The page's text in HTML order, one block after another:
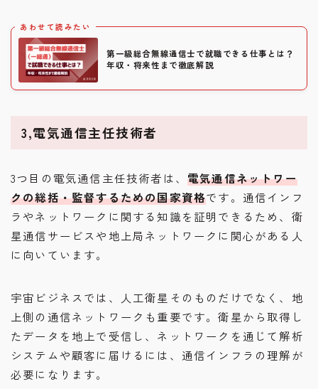
あわせて読みたい
第一級総合無線通信士で就職できる仕事とは？
年収・将来性まで徹底解説
3,電気通信主任技術者
3つ目の電気通信主任技術者は、 電気通信ネットワー
クの総括・監督するための国家資格です。通信インフ
ラやネットワークに関する知識を証明できるため、衛
星通信サービスや地上局ネットワークに関心がある人
に向いています。
宇宙ビジネスでは、人工衛星そのものだけでなく、地
上側の通信ネットワークも重要です。衛星から取得し
たデータを地上で受信し、ネットワークを通じて解析
システムや顧客に届けるには、通信インフラの理解が
必要になります。